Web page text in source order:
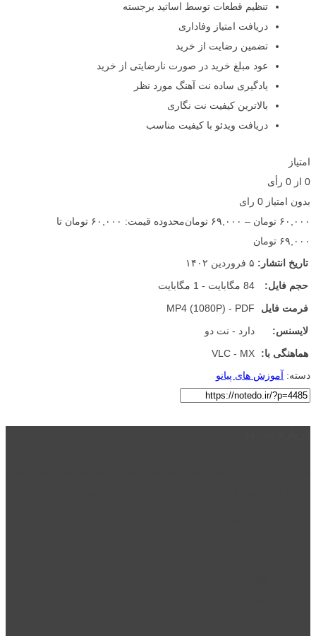
تنظیم قطعات توسط اساتید برجسته
دریافت امتیاز وفاداری
تضمین رضایت از خرید
عود مبلغ خرید در صورت نارضایتی از خرید
یادگیری ساده نت آهنگ مورد نظر
بالاترین کیفیت نت نگاری
دریافت ویدئو با کیفیت مناسب
امتیاز
0 از 0 رأی
بدون امتیاز 0 رای
۶۰,۰۰۰ تومان – ۶۹,۰۰۰ تومان
محدوده قیمت: ۶۰,۰۰۰ تومان تا
۶۹,۰۰۰ تومان
تاریخ انتشار: ۵ فروردین ۱۴۰۲
حجم فایل:
84 مگابایت - 1 مگابایت
فرمت فایل
MP4 (1080P) - PDF
لایسنس:
دارد - نت دو
هماهنگی با:
VLC - MX
دسته: آموزش های پیانو